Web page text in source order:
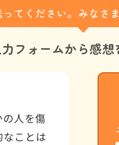
てください。みなさ
フォームから感想
人を傷
ことは